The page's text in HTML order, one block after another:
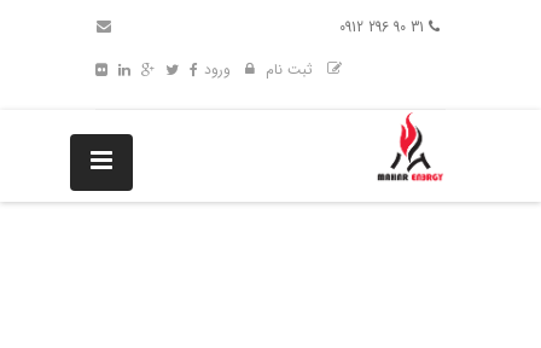
ثبت نام
ورود